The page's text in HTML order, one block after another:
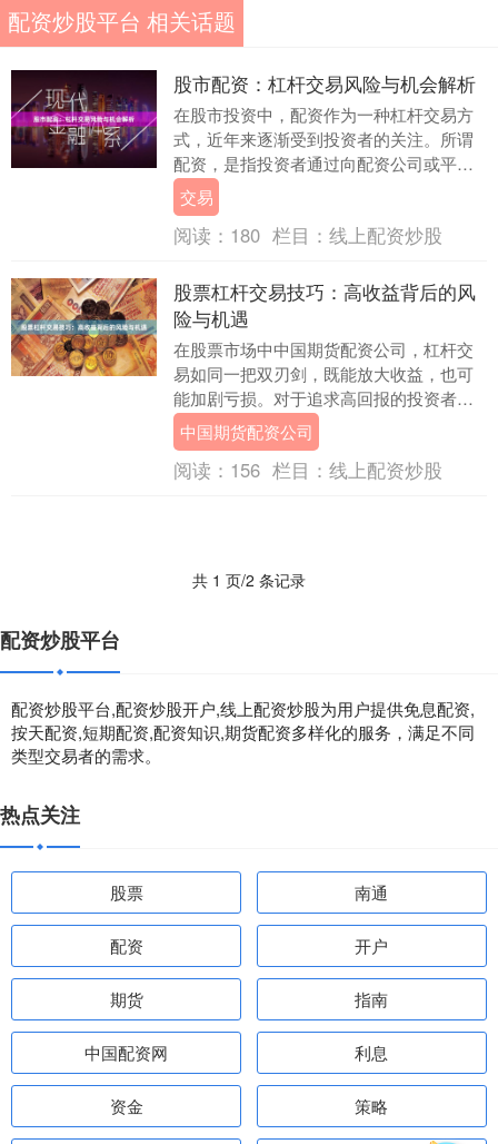
配资炒股平台 相关话题
股市配资：杠杆交易风险与机会解析
在股市投资中，配资作为一种杠杆交易方
式，近年来逐渐受到投资者的关注。所谓
配资，是指投资者通过向配资公司或平台
借入资金，放大自身投资本金，从而在股
市中获得更高收益....
交易
阅读： 180 栏目： 线上配资炒股
股票杠杆交易技巧：高收益背后的风
险与机遇
在股票市场中中国期货配资公司，杠杆交
易如同一把双刃剑，既能放大收益，也可
能加剧亏损。对于追求高回报的投资者而
言，了解杠杆交易的技巧、风险与机遇，
是实现财务目标的....
中国期货配资公司
阅读： 156 栏目： 线上配资炒股
共 1 页/2 条记录
配资炒股平台
配资炒股平台,配资炒股开户,线上配资炒股为用户提供免息配资,
按天配资,短期配资,配资知识,期货配资多样化的服务，满足不同
类型交易者的需求。
热点关注
股票 南通
配资 开户
期货 指南
中国配资网 利息
资金 策略